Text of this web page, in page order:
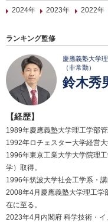
2024年
2023年 2022年
ランキング監修
慶應義塾大学
（非常勤）
鈴木秀
【経歴】
1989年慶應義塾大学理工学部管
1992年ロチェスター大学経営大
1996年東京工業大学大学院理
学）取得。
1996年筑波大学社会工学系・
2008年4月慶應義塾大学理工学
在に至る。
2023年4月内閣府 科学技術・